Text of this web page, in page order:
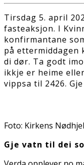
Tirsdag 5. april
fasteaksjon. I
konfirmantane
på ettermiddagen
di dør. Ta godt
ikkje er heime
vippsa til 2426.
Foto: Kirkens
Gje vatn til dei